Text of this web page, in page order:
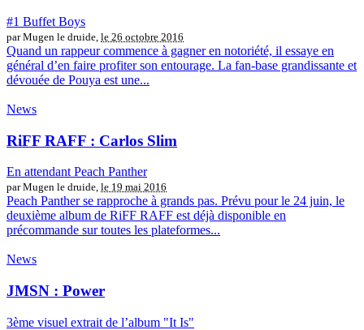
#1 Buffet Boys
par Mugen le druide, le 26 octobre 2016
Quand un rappeur commence à gagner en notoriété, il essaye en
général d’en faire profiter son entourage. La fan-base grandissante et
dévouée de Pouya est une...
News
RiFF RAFF : Carlos Slim
En attendant Peach Panther
par Mugen le druide, le 19 mai 2016
Peach Panther se rapproche à grands pas. Prévu pour le 24 juin, le
deuxième album de RiFF RAFF est déjà disponible en
précommande sur toutes les plateformes...
News
JMSN : Power
3ème visuel extrait de l’album "It Is"